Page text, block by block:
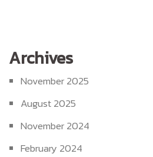
Archives
November 2025
August 2025
November 2024
February 2024